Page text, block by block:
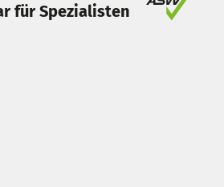
für Spezialisten